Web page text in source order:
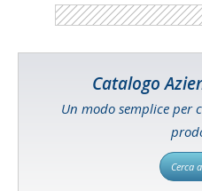
Catalogo
Un modo semplice per
Cerca